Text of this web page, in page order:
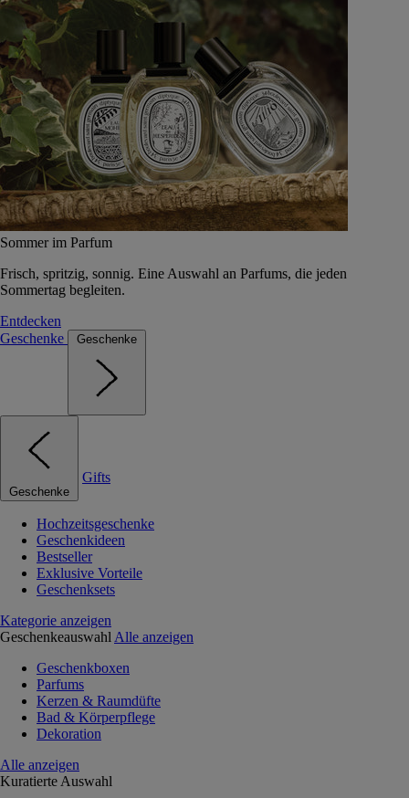
Sommer im Parfum
Frisch, spritzig, sonnig. Eine Auswahl an Parfums, die jeden
Sommertag begleiten.
Entdecken
Geschenke
Geschenke
Geschenke
Gifts
Hochzeitsgeschenke
Geschenkideen
Bestseller
Exklusive Vorteile
Geschenksets
Kategorie anzeigen
Geschenkeauswahl Alle anzeigen
Geschenkboxen
Parfums
Kerzen & Raumdüfte
Bad & Körperpflege
Dekoration
Alle anzeigen
Kuratierte Auswahl